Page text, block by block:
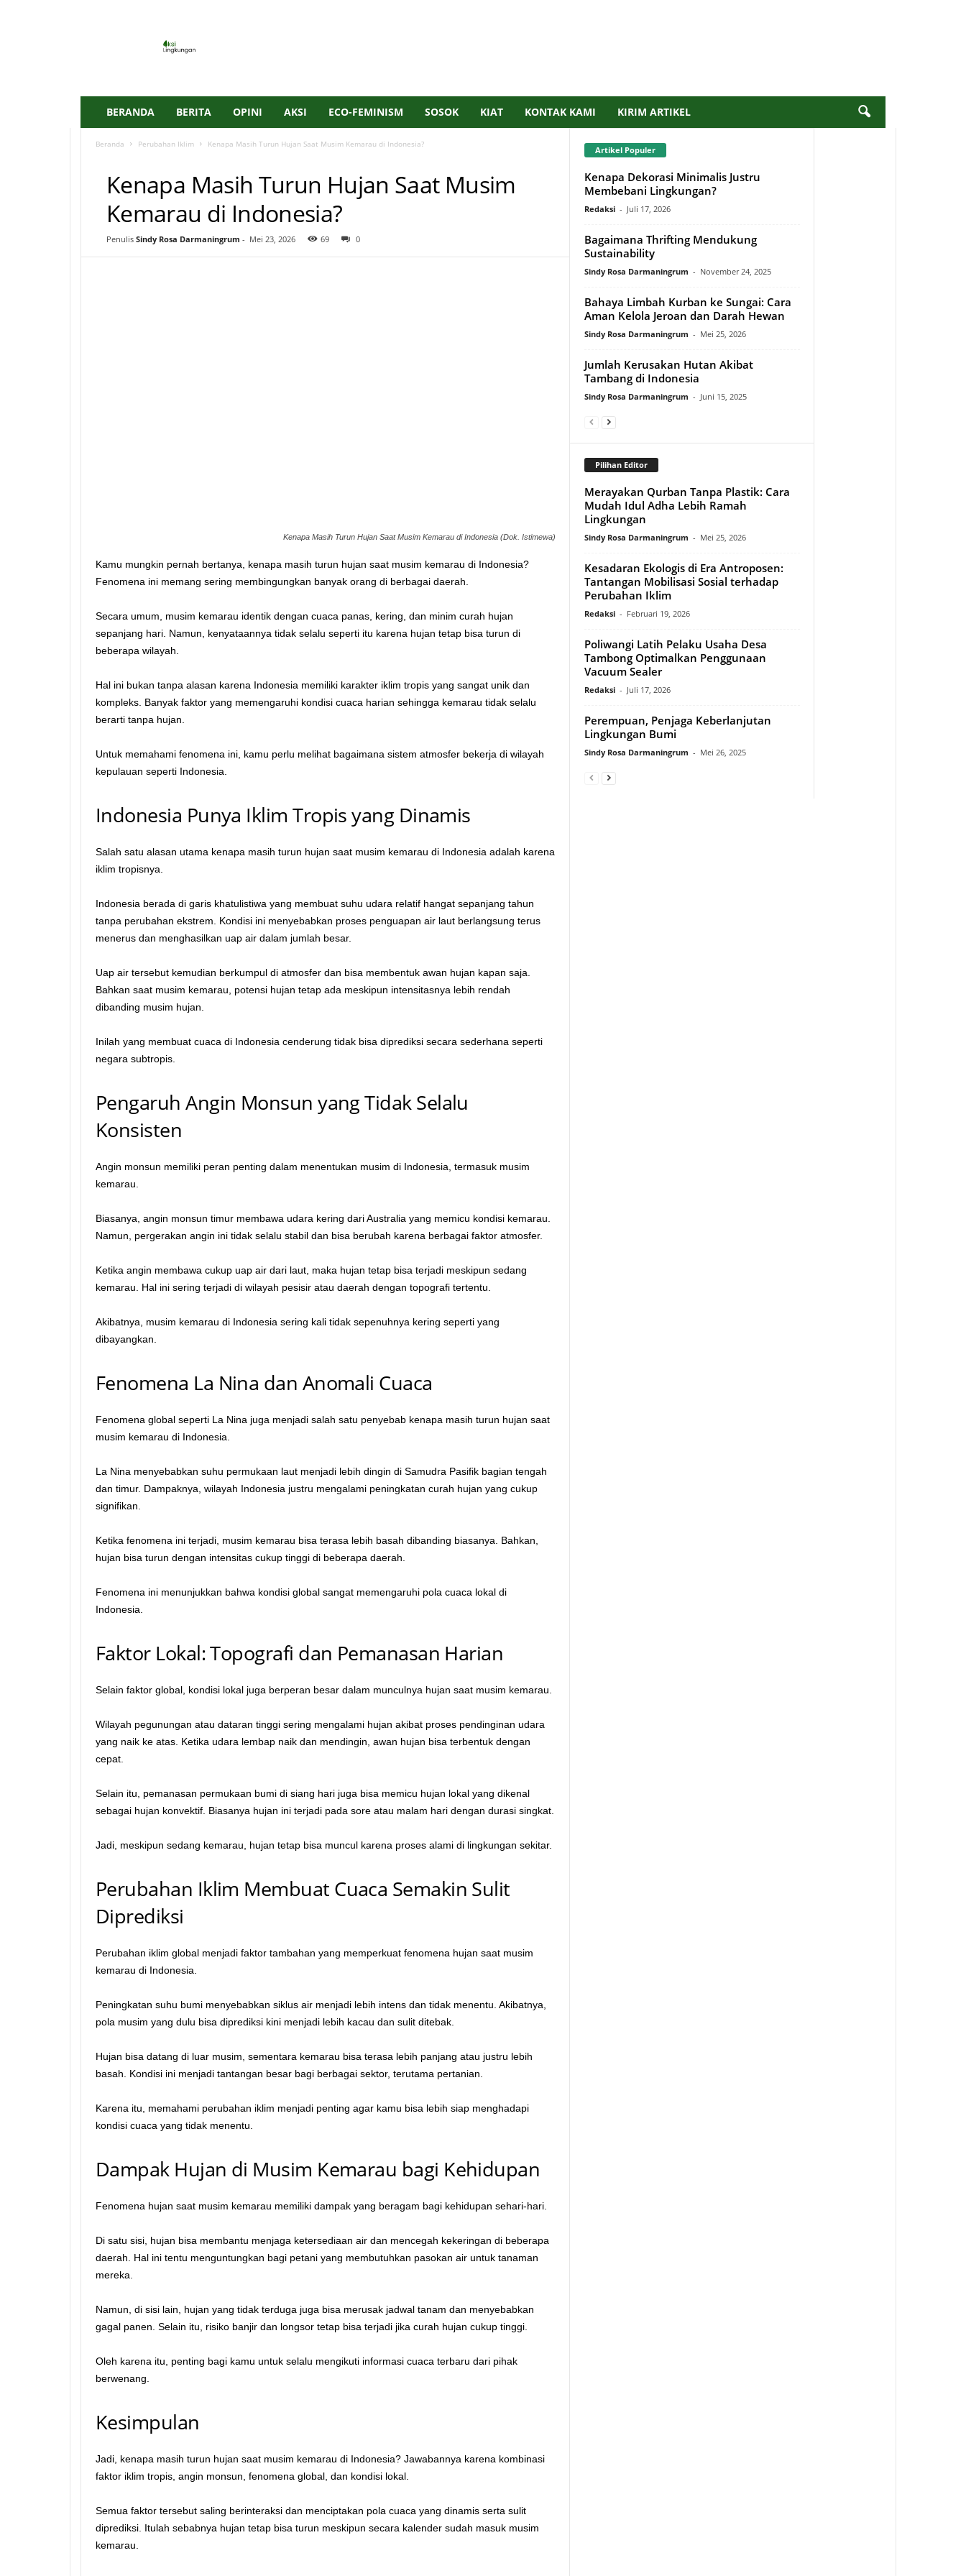
BERANDA BERITA OPINI AKSI ECO-FEMINISM SOSOK KIAT KONTAK KAMI KIRIM ARTIKEL
Beranda Perubahan Iklim Kenapa Masih Turun Hujan Saat Musim Kemarau di Indonesia?
Kenapa Masih Turun Hujan Saat Musim
Kemarau di Indonesia?
Penulis Sindy Rosa Darmaningrum - Mei 23, 2026 69 0
Kenapa Masih Turun Hujan Saat Musim Kemarau di Indonesia (Dok. Istimewa)
Kamu mungkin pernah bertanya, kenapa masih turun hujan saat musim kemarau di Indonesia?
Fenomena ini memang sering membingungkan banyak orang di berbagai daerah.
Secara umum, musim kemarau identik dengan cuaca panas, kering, dan minim curah hujan
sepanjang hari. Namun, kenyataannya tidak selalu seperti itu karena hujan tetap bisa turun di
beberapa wilayah.
Hal ini bukan tanpa alasan karena Indonesia memiliki karakter iklim tropis yang sangat unik dan
kompleks. Banyak faktor yang memengaruhi kondisi cuaca harian sehingga kemarau tidak selalu
berarti tanpa hujan.
Untuk memahami fenomena ini, kamu perlu melihat bagaimana sistem atmosfer bekerja di wilayah
kepulauan seperti Indonesia.
Indonesia Punya Iklim Tropis yang Dinamis
Salah satu alasan utama kenapa masih turun hujan saat musim kemarau di Indonesia adalah karena
iklim tropisnya.
Indonesia berada di garis khatulistiwa yang membuat suhu udara relatif hangat sepanjang tahun
tanpa perubahan ekstrem. Kondisi ini menyebabkan proses penguapan air laut berlangsung terus
menerus dan menghasilkan uap air dalam jumlah besar.
Uap air tersebut kemudian berkumpul di atmosfer dan bisa membentuk awan hujan kapan saja.
Bahkan saat musim kemarau, potensi hujan tetap ada meskipun intensitasnya lebih rendah
dibanding musim hujan.
Inilah yang membuat cuaca di Indonesia cenderung tidak bisa diprediksi secara sederhana seperti
negara subtropis.
Pengaruh Angin Monsun yang Tidak Selalu
Konsisten
Angin monsun memiliki peran penting dalam menentukan musim di Indonesia, termasuk musim
kemarau.
Biasanya, angin monsun timur membawa udara kering dari Australia yang memicu kondisi kemarau.
Namun, pergerakan angin ini tidak selalu stabil dan bisa berubah karena berbagai faktor atmosfer.
Ketika angin membawa cukup uap air dari laut, maka hujan tetap bisa terjadi meskipun sedang
kemarau. Hal ini sering terjadi di wilayah pesisir atau daerah dengan topografi tertentu.
Akibatnya, musim kemarau di Indonesia sering kali tidak sepenuhnya kering seperti yang
dibayangkan.
Fenomena La Nina dan Anomali Cuaca
Fenomena global seperti La Nina juga menjadi salah satu penyebab kenapa masih turun hujan saat
musim kemarau di Indonesia.
La Nina menyebabkan suhu permukaan laut menjadi lebih dingin di Samudra Pasifik bagian tengah
dan timur. Dampaknya, wilayah Indonesia justru mengalami peningkatan curah hujan yang cukup
signifikan.
Ketika fenomena ini terjadi, musim kemarau bisa terasa lebih basah dibanding biasanya. Bahkan,
hujan bisa turun dengan intensitas cukup tinggi di beberapa daerah.
Fenomena ini menunjukkan bahwa kondisi global sangat memengaruhi pola cuaca lokal di
Indonesia.
Faktor Lokal: Topografi dan Pemanasan Harian
Selain faktor global, kondisi lokal juga berperan besar dalam munculnya hujan saat musim kemarau.
Wilayah pegunungan atau dataran tinggi sering mengalami hujan akibat proses pendinginan udara
yang naik ke atas. Ketika udara lembap naik dan mendingin, awan hujan bisa terbentuk dengan
cepat.
Selain itu, pemanasan permukaan bumi di siang hari juga bisa memicu hujan lokal yang dikenal
sebagai hujan konvektif. Biasanya hujan ini terjadi pada sore atau malam hari dengan durasi singkat.
Jadi, meskipun sedang kemarau, hujan tetap bisa muncul karena proses alami di lingkungan sekitar.
Perubahan Iklim Membuat Cuaca Semakin Sulit
Diprediksi
Perubahan iklim global menjadi faktor tambahan yang memperkuat fenomena hujan saat musim
kemarau di Indonesia.
Peningkatan suhu bumi menyebabkan siklus air menjadi lebih intens dan tidak menentu. Akibatnya,
pola musim yang dulu bisa diprediksi kini menjadi lebih kacau dan sulit ditebak.
Hujan bisa datang di luar musim, sementara kemarau bisa terasa lebih panjang atau justru lebih
basah. Kondisi ini menjadi tantangan besar bagi berbagai sektor, terutama pertanian.
Karena itu, memahami perubahan iklim menjadi penting agar kamu bisa lebih siap menghadapi
kondisi cuaca yang tidak menentu.
Dampak Hujan di Musim Kemarau bagi Kehidupan
Fenomena hujan saat musim kemarau memiliki dampak yang beragam bagi kehidupan sehari-hari.
Di satu sisi, hujan bisa membantu menjaga ketersediaan air dan mencegah kekeringan di beberapa
daerah. Hal ini tentu menguntungkan bagi petani yang membutuhkan pasokan air untuk tanaman
mereka.
Namun, di sisi lain, hujan yang tidak terduga juga bisa merusak jadwal tanam dan menyebabkan
gagal panen. Selain itu, risiko banjir dan longsor tetap bisa terjadi jika curah hujan cukup tinggi.
Oleh karena itu, penting bagi kamu untuk selalu mengikuti informasi cuaca terbaru dari pihak
berwenang.
Kesimpulan
Jadi, kenapa masih turun hujan saat musim kemarau di Indonesia? Jawabannya karena kombinasi
faktor iklim tropis, angin monsun, fenomena global, dan kondisi lokal.
Semua faktor tersebut saling berinteraksi dan menciptakan pola cuaca yang dinamis serta sulit
diprediksi. Itulah sebabnya hujan tetap bisa turun meskipun secara kalender sudah masuk musim
kemarau.
Artikel Populer
Kenapa Dekorasi Minimalis Justru
Membebani Lingkungan?
Redaksi - Juli 17, 2026
Bagaimana Thrifting Mendukung
Sustainability
Sindy Rosa Darmaningrum - November 24, 2025
Bahaya Limbah Kurban ke Sungai: Cara
Aman Kelola Jeroan dan Darah Hewan
Sindy Rosa Darmaningrum - Mei 25, 2026
Jumlah Kerusakan Hutan Akibat
Tambang di Indonesia
Sindy Rosa Darmaningrum - Juni 15, 2025
Pilihan Editor
Merayakan Qurban Tanpa Plastik: Cara
Mudah Idul Adha Lebih Ramah
Lingkungan
Sindy Rosa Darmaningrum - Mei 25, 2026
Kesadaran Ekologis di Era Antroposen:
Tantangan Mobilisasi Sosial terhadap
Perubahan Iklim
Redaksi - Februari 19, 2026
Poliwangi Latih Pelaku Usaha Desa
Tambong Optimalkan Penggunaan
Vacuum Sealer
Redaksi - Juli 17, 2026
Perempuan, Penjaga Keberlanjutan
Lingkungan Bumi
Sindy Rosa Darmaningrum - Mei 26, 2025